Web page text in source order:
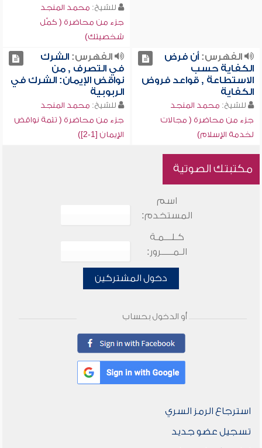
للشيخ: محمد المنجد
جزء من محاضرة ( كمِّل
شخصيتك)
الفهرس:أن فرض
الكفاية حسب
الاستطاعة , قواعد فروض
الكفاية
للشيخ: محمد المنجد
جزء من محاضرة ( مجالات
لخدمة الإسلام)
الفهرس:الشرك
في التصرف , من
نواقض الإيمان: الشرك في
الربوبية
للشيخ: محمد المنجد
جزء من محاضرة ( تتمة نواقض
الإيمان [1-2])
مكتبتك الصوتية
اسم
المستخدم:
كـلـــمـة
الـمـــــرور:
دخول المشتركين
أو الدخول بحساب
استرجاع الرمز السري
تسجيل عضو جديد